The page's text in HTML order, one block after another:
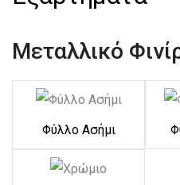
Μεταλλικό
Φύλλο Ασήμι